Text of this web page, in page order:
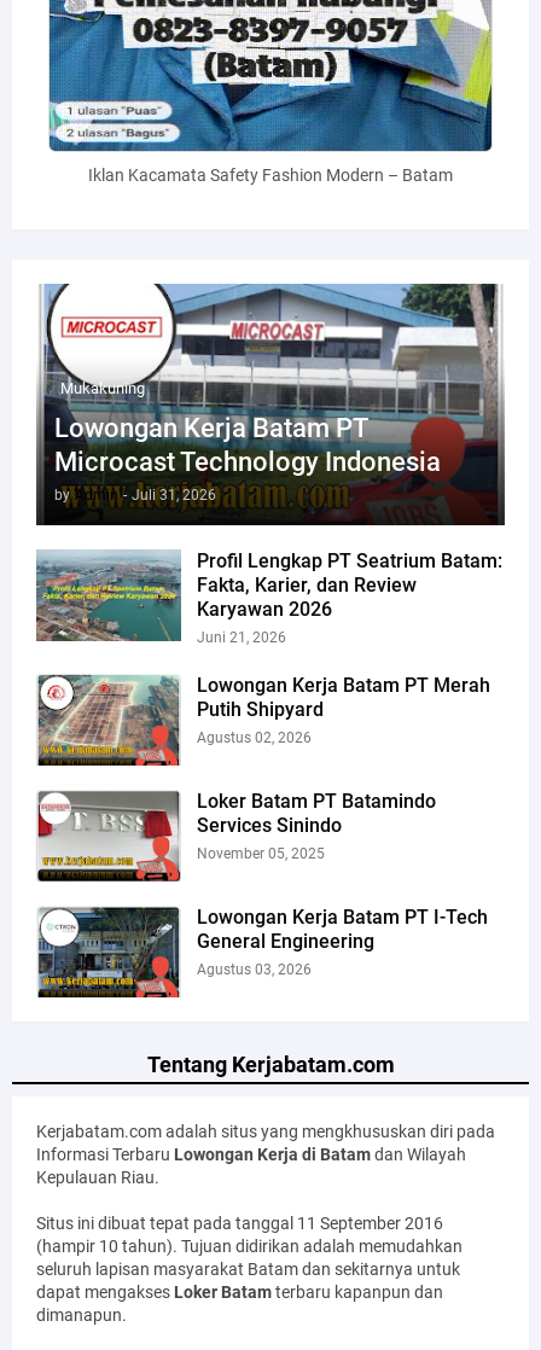
Iklan Kacamata Safety Fashion Modern – Batam
Mukakuning
Lowongan Kerja Batam PT
Microcast Technology Indonesia
by Admin - Juli 31, 2026
Profil Lengkap PT Seatrium Batam:
Fakta, Karier, dan Review
Karyawan 2026
Juni 21, 2026
Lowongan Kerja Batam PT Merah
Putih Shipyard
Agustus 02, 2026
Loker Batam PT Batamindo
Services Sinindo
November 05, 2025
Lowongan Kerja Batam PT I-Tech
General Engineering
Agustus 03, 2026
Tentang Kerjabatam.com
Kerjabatam.com adalah situs yang mengkhususkan diri pada
Informasi Terbaru Lowongan Kerja di Batamdan Wilayah
Kepulauan Riau.
Situs ini dibuat tepat pada tanggal 11 September 2016
(hampir 10 tahun). Tujuan didirikan adalah memudahkan
seluruh lapisan masyarakat Batam dan sekitarnya untuk
dapat mengakses Loker Batamterbaru kapanpun dan
dimanapun.